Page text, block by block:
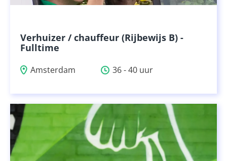
Verhuizer / chauffeur (Rijbewijs B) -
Fulltime
Amsterdam 36 - 40 uur